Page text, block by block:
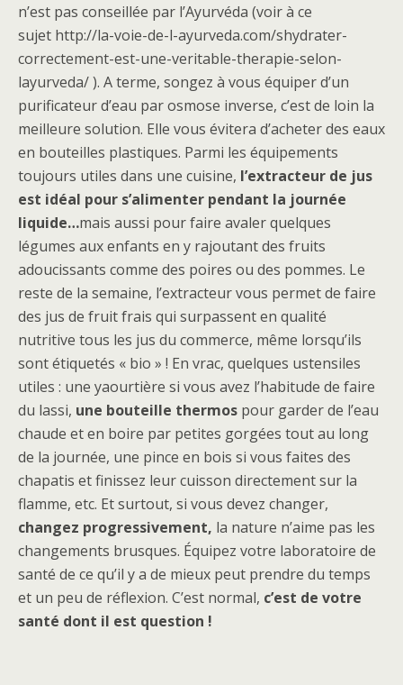
n’est pas conseillée par l’Ayurvéda (voir à ce
sujet http://la-voie-de-l-ayurveda.com/shydrater-
correctement-est-une-veritable-therapie-selon-
layurveda/ ). A terme, songez à vous équiper d’un
purificateur d’eau par osmose inverse, c’est de loin la
meilleure solution. Elle vous évitera d’acheter des eaux
en bouteilles plastiques. Parmi les équipements
toujours utiles dans une cuisine, l’extracteur de jus
est idéal pour s’alimenter pendant la journée
liquide…mais aussi pour faire avaler quelques
légumes aux enfants en y rajoutant des fruits
adoucissants comme des poires ou des pommes. Le
reste de la semaine, l’extracteur vous permet de faire
des jus de fruit frais qui surpassent en qualité
nutritive tous les jus du commerce, même lorsqu’ils
sont étiquetés « bio » ! En vrac, quelques ustensiles
utiles : une yaourtière si vous avez l’habitude de faire
du lassi, une bouteille thermos pour garder de l’eau
chaude et en boire par petites gorgées tout au long
de la journée, une pince en bois si vous faites des
chapatis et finissez leur cuisson directement sur la
flamme, etc. Et surtout, si vous devez changer,
changez progressivement, la nature n’aime pas les
changements brusques. Équipez votre laboratoire de
santé de ce qu’il y a de mieux peut prendre du temps
et un peu de réflexion. C’est normal, c’est de votre
santé dont il est question !